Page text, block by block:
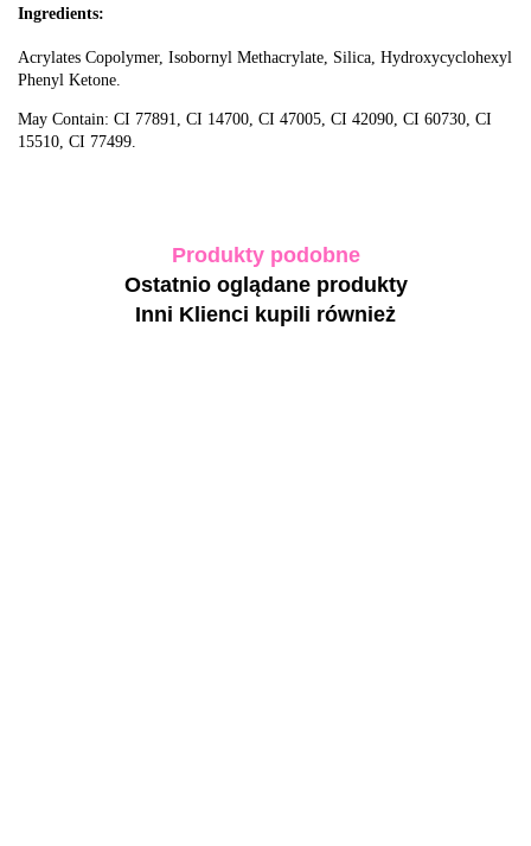
Ingredients:
Acrylates Copolymer, Isobornyl Methacrylate, Silica, Hydroxycyclohexyl
Phenyl Ketone.
May Contain: CI 77891, CI 14700, CI 47005, CI 42090, CI 60730, CI
15510, CI 77499.
Produkty podobne
Ostatnio oglądane produkty
Inni Klienci kupili również